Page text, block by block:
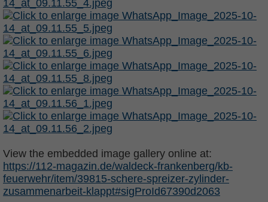
View the embedded image gallery online at:
https://112-magazin.de/waldeck-frankenberg/kb-
feuerwehr/item/39815-schere-spreizer-zylinder-
zusammenarbeit-klappt#sigProId67390d2063